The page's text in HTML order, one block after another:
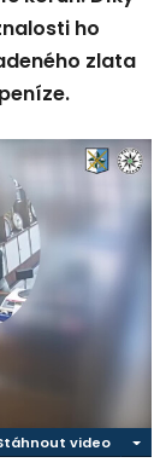
ho
zlata
video